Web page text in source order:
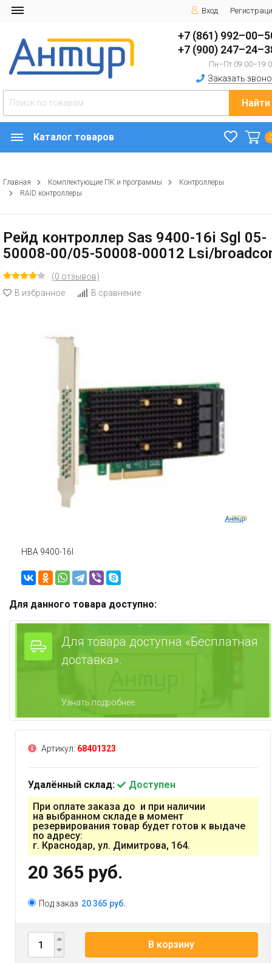
Вход
+7 (861)
+7 (900)
Пн–Пт
Заказать
Найти
Каталог товаров
Главная Комплектующие ПК и программы
Контроллеры
RAID контроллеры
Рейд контроллер Sas 9400-16i Sgl 05-
50008-00/05-50008-00012 Lsi/
(0 отзывов)
В избранное
В сравнение
HBA 9400-16I
Для данного товара доступно:
Для товара доступна «Бесплатная
доставка».
Узнать подробнее.
Артикул: 68401323
Удалённый склад:
Доступен
При оплате заказа до и при наличии
на выбранном складе в момент
резервирования товар будет готов к выдаче
по адресу:
г. Краснодар, ул. Димитрова, 164.
20 365 руб.
Под заказ 20 365 руб.
В корзину